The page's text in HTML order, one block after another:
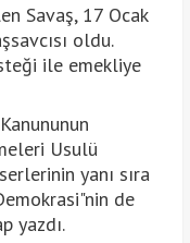
Savaş, 17 Ocak
oldu.
ile emekliye
Usulü
yanı sıra
de
yazdı.